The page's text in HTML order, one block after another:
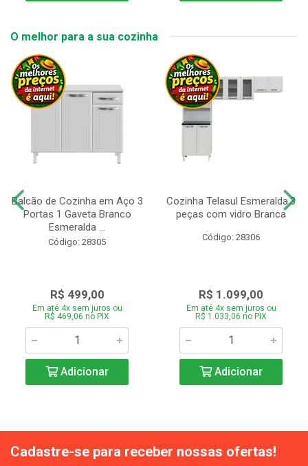
O melhor para a sua cozinha
Balcão de Cozinha em Aço 3
Portas 1 Gaveta Branco
Esmeralda ...
Código: 28305
R$ 499,00
Em até 4x sem juros ou
R$ 469,06 no PIX
Adicionar
Cozinha Telasul Esmeralda.3
peças com vidro Branca
Código: 28306
R$ 1.099,00
Em até 4x sem juros ou
R$ 1.033,06 no PIX
Adicionar
Cadastre-se para receber nossas ofertas!